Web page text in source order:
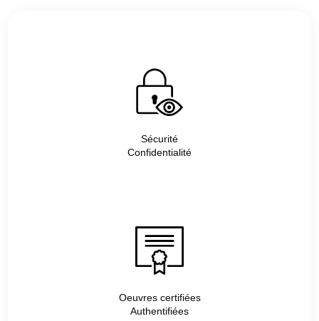
Sécurité
Confidentialité
Oeuvres certifiées
Authentifiées